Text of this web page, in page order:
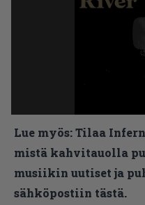
Lue myös:Tilaa
mistä kahvitauolla
musiikin uutiset ja
sähköpostiin tästä.